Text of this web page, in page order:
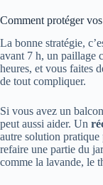
Comment protéger
La bonne stratégie,
avant 7 h, un paillage
heures, et vous faites
de tout compliquer.
Si vous avez un
peut aussi aider. Un
autre solution pratique
refaire une partie du
comme la lavande, le